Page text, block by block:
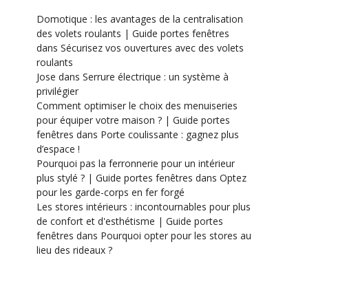
Domotique : les avantages de la centralisation
des volets roulants | Guide portes fenêtres
dans Sécurisez vos ouvertures avec des volets
roulants
Jose dans Serrure électrique : un système à
privilégier
Comment optimiser le choix des menuiseries
pour équiper votre maison ? | Guide portes
fenêtres dans Porte coulissante : gagnez plus
d’espace !
Pourquoi pas la ferronnerie pour un intérieur
plus stylé ? | Guide portes fenêtres dans Optez
pour les garde-corps en fer forgé
Les stores intérieurs : incontournables pour plus
de confort et d'esthétisme | Guide portes
fenêtres dans Pourquoi opter pour les stores au
lieu des rideaux ?